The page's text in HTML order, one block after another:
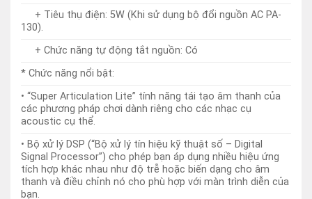
• “Super Articulation Lite” tính năng tái tạo âm thanh của
các phương pháp chơi dành riêng cho các nhạc cụ
acoustic cụ thể.
• Bộ xử lý DSP (“Bộ xử lý tín hiệu kỹ thuật số – Digital
Signal Processor”) cho phép bạn áp dụng nhiều hiệu ứng
thanh và điều chỉnh nó cho phù hợp với màn trình diễn của
bạn.
arpeggios (hợp âm vỡ) tự động bằng cách chơi các nốt
thích hợp trên bàn phím.
• Tải xuống Sách nhạc: Sách nhạc (The Song Book) bao
gồm các bản nhạc của các Bài hát cài sẵn, đồng thời cung